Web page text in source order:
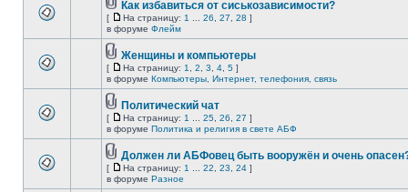
Как избавиться от сиськозависимости?
[ На страницу: 1 26 27 28 ]
в форуме Флейм
Женщины и компьютеры
[ На страницу: 1 2 3 4 5 ]
в форуме Компьютеры, Интернет, телефония, связь
Политический чат
[ На страницу: 1 25 26 27 ]
в форуме Политика и религия в свете АБФ
Должен ли АБФовец быть вооружён и очень
[ На страницу: 1 22 23 24 ]
в форуме Разное